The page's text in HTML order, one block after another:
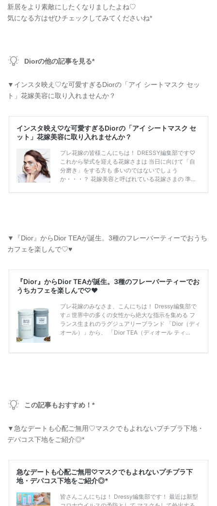
新居をより素敵にしたくなりましたよね♡
気になる方はぜひチェックしてみてくださいね*
Diorの他の記事を見る*
▼インスタ映え♡な可愛すぎるDiorの「アイ シートマスク セッ
ト」花嫁美容に取り入れませんか？
▼『Dior』からDior TEAが誕生。3種のフレーバーティーでおうち
カフェを楽しんで♡♥
この記事もおすすめ！*
▼急なデートも心配ご無用♡マスクでもよれないプチプラ下地・
デパコス下地をご紹介◎*